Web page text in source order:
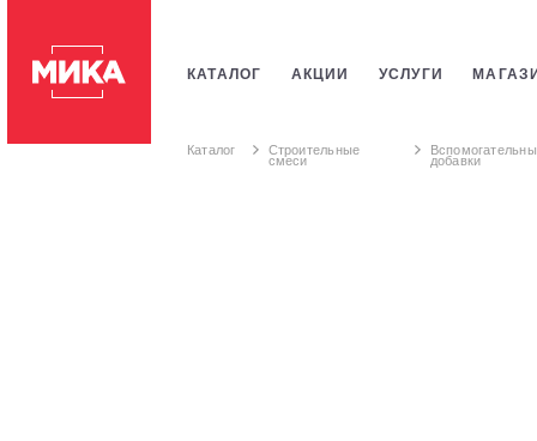
КАТАЛОГ АКЦИИ УСЛУГИ
Каталог Строительные
смеси добавки